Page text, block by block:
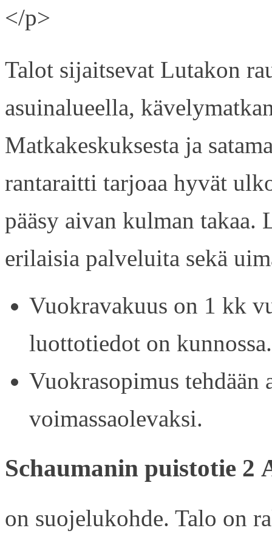
</p>
Talot sijaitsevat Lutakon
asuinalueella,
Matkakeskuksesta ja
rantaraitti tarjoaa hyvät
pääsy aivan kulman
erilaisia palveluita sekä
Vuokravakuus on 1 kk
luottotiedot on kunnossa.
Vuokrasopimus tehdään
voimassaolevaksi.
Schaumanin puistotie 2
on suojelukohde. Talo on